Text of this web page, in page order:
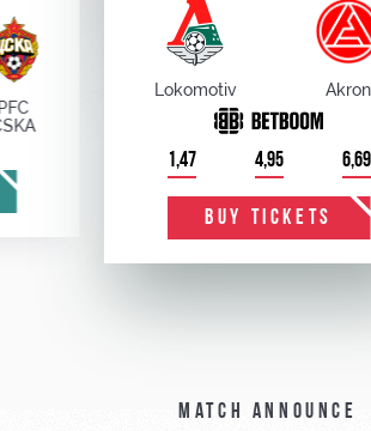
Lokomotiv Akron
1,47 4,95 6,69
BUY TICKETS
Match announce